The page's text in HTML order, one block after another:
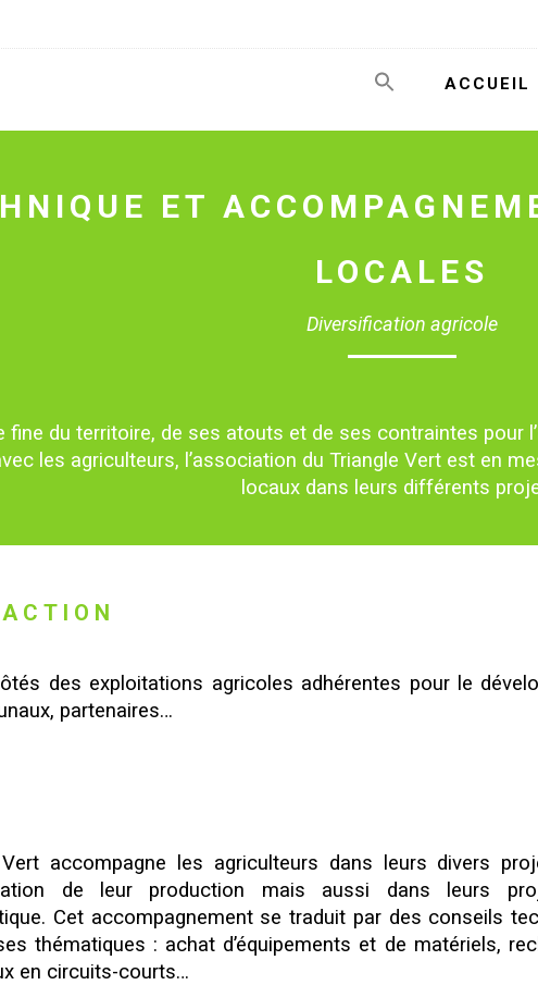
ACCUEIL
ET
LOCALES
Diversification agricole
fine du territoire, de ses atouts et de ses contraintes pour
les agriculteurs, l’association du Triangle Vert est en
locaux dans leurs différents
des exploitations agricoles adhérentes pour le
partenaires…
accompagne les agriculteurs dans leurs divers
de leur production mais aussi dans leurs
Cet accompagnement se traduit par des conseils
thématiques : achat d’équipements et de matériels,
en circuits-courts…